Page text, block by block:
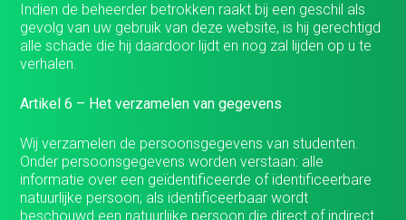
Hoogtepunten
Artikelen
Contact
Login
Indien de beheerder betrokken raakt bij een geschil als
gevolg van uw gebruik van deze website, is hij gerechtigd
alle schade die hij daardoor lijdt en nog zal lijden op u te
verhalen.
Artikel 6 – Het verzamelen van gegevens
Wij verzamelen de persoonsgegevens van studenten.
Onder persoonsgegevens worden verstaan: alle
informatie over een geïdentificeerde of identificeerbare
natuurlijke persoon; als identificeerbaar wordt
beschouwd een natuurlijke persoon die direct of indirect